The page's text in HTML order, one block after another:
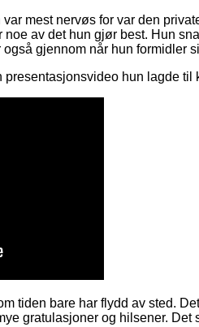
mest nervøs for var den
noe av det hun gjør best. Hun
også gjennom når hun formidler
presentasjonsvideo hun lagde til
tiden bare har flydd av sted.
gratulasjoner og hilsener. Det